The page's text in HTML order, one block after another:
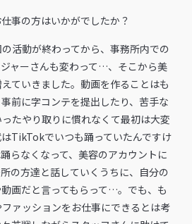
仕事の方はいかがでしたか？
動が終わってから、事務所内での
ャーさんも変わって…、そこから美
ていきました。動画を作ることはも
前に字コンテを提出したり、苦手な
たやり取りに慣れなくて最初は大変
TikTokでいつも踊っていたんですけ
らなくなって、美容のアカウントに
の方達と話していくうちに、自分の
画だと言ってもらって…。でも、も
ァッションをお仕事にできるとは考